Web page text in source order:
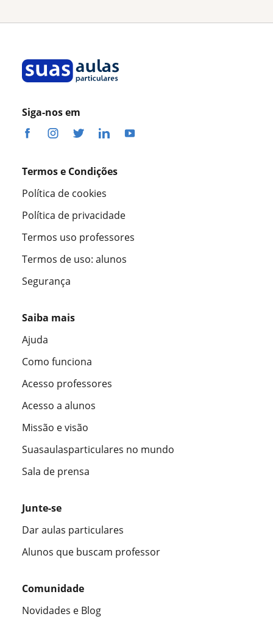
Siga-nos em
Termos e Condições
Política de cookies
Política de privacidade
Termos uso professores
Termos de uso: alunos
Segurança
Saiba mais
Ajuda
Como funciona
Acesso professores
Acesso a alunos
Missão e visão
Suasaulasparticulares no mundo
Sala de prensa
Junte-se
Dar aulas particulares
Alunos que buscam professor
Comunidade
Novidades e Blog